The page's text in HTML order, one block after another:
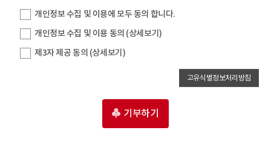
개인정보 수집 및 이용에 모두 동의 합니다.
개인정보 수집 및 이용 동의 (상세보기)
제3자 제공 동의 (상세보기)
고유식별정보처리방침
기부하기